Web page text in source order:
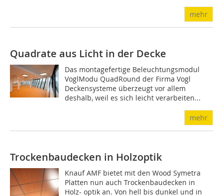
mehr
Quadrate aus Licht in der Decke
Das montagefertige Beleuchtungsmodul
VoglModu Quad­Round der Firma Vogl
Deckensysteme überzeugt vor allem
deshalb, weil es sich leicht verarbeiten...
mehr
Trockenbaudecken in Holzoptik
Knauf AMF bietet mit den Wood Symetra
Platten nun auch Trockenbaudecken in
Holz- optik an. Von hell bis dunkel und in